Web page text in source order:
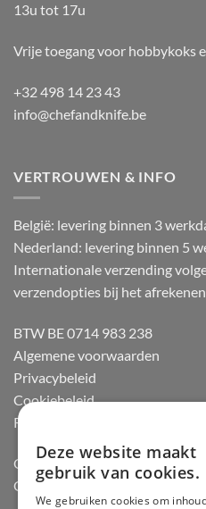
13u tot 17u
Vrije toegang voor hobbykoks
+32 498 14 23 43
info@chefandknife.be
VERTROUWEN & INFO
België: levering binnen 3
Nederland: levering binnen 5
Internationale verzending
verzendopties bij het
BTW BE 0714 983 238
Algemene voorwaarden
Privacybeleid
Cookiebeleid
Retourneren
Officiële dealer van Gozney en
Officiële advisor en verdeler
Deze website maakt
gebruik van cookies.
We gebruiken cookies om